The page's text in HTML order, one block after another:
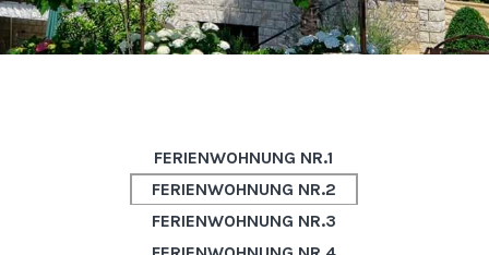
FERIENWOHNUNG NR.1
FERIENWOHNUNG NR.2
FERIENWOHNUNG NR.3